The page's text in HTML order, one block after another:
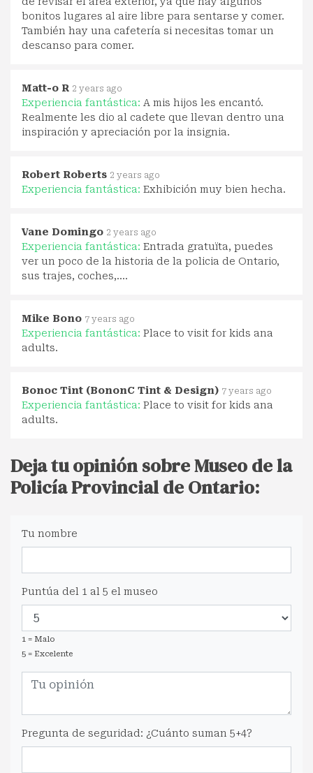
bonitos lugares al aire libre para sentarse y comer.
También hay una cafetería si necesitas tomar un
descanso para comer.
Matt-o R 2 years ago
Experiencia fantástica: A mis hijos les encantó.
Realmente les dio al cadete que llevan dentro una
inspiración y apreciación por la insignia.
Robert Roberts 2 years ago
Experiencia fantástica: Exhibición muy bien hecha.
Vane Domingo 2 years ago
Experiencia fantástica: Entrada gratuïta, puedes
ver un poco de la historia de la policia de Ontario,
sus trajes, coches,....
Mike Bono 7 years ago
Experiencia fantástica: Place to visit for kids ana
adults.
Bonoc Tint (BononC Tint & Design) 7 years ago
Experiencia fantástica: Place to visit for kids ana
adults.
Deja tu opinión sobre Museo de la
Policía Provincial de Ontario:
Tu nombre
Puntúa del 1 al 5 el museo
1 = Malo
5 = Excelente
Pregunta de seguridad: ¿Cuánto suman 5+4?